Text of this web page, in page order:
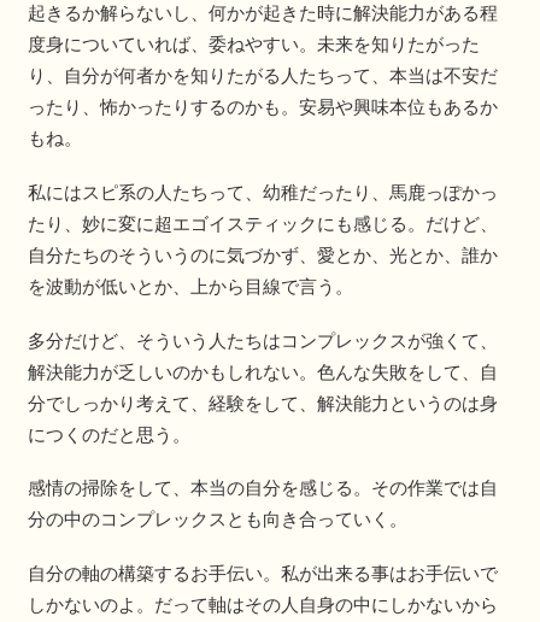
起きるか解らないし、何かが起きた時に解決能力がある程
度身についていれば、委ねやすい。未来を知りたがった
り、自分が何者かを知りたがる人たちって、本当は不安だ
ったり、怖かったりするのかも。安易や興味本位もあるか
もね。
私にはスピ系の人たちって、幼稚だったり、馬鹿っぽかっ
たり、妙に変に超エゴイスティックにも感じる。だけど、
自分たちのそういうのに気づかず、愛とか、光とか、誰か
を波動が低いとか、上から目線で言う。
多分だけど、そういう人たちはコンプレックスが強くて、
解決能力が乏しいのかもしれない。色んな失敗をして、自
分でしっかり考えて、経験をして、解決能力というのは身
につくのだと思う。
感情の掃除をして、本当の自分を感じる。その作業では自
分の中のコンプレックスとも向き合っていく。
自分の軸の構築するお手伝い。私が出来る事はお手伝いで
しかないのよ。だって軸はその人自身の中にしかないから